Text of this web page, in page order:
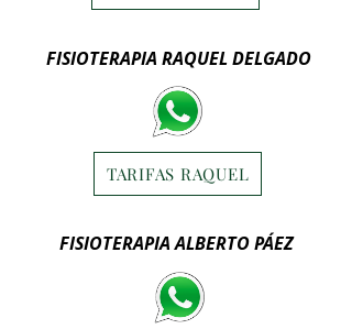
FISIOTERAPIA RAQUEL DELGADO
TARIFAS RAQUEL
FISIOTERAPIA ALBERTO PÁEZ